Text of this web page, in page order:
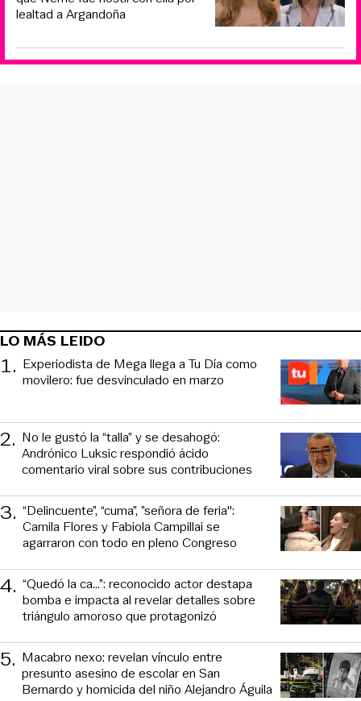
lealtad a Argandoña
LO MÁS LEIDO
1. Experiodista de Mega llega a Tu Día como
movilero: fue desvinculado en marzo
2. No le gustó la “talla” y se desahogó:
Andrónico Luksic respondió ácido
comentario viral sobre sus contribuciones
3. “Delincuente”, “cuma”, ”señora de feria":
Camila Flores y Fabiola Campillai se
agarraron con todo en pleno Congreso
4. “Quedó la ca...”: reconocido actor destapa
bomba e impacta al revelar detalles sobre
triángulo amoroso que protagonizó
5. Macabro nexo: revelan vínculo entre
presunto asesino de escolar en San
Bernardo y homicida del niño Alejandro Águila